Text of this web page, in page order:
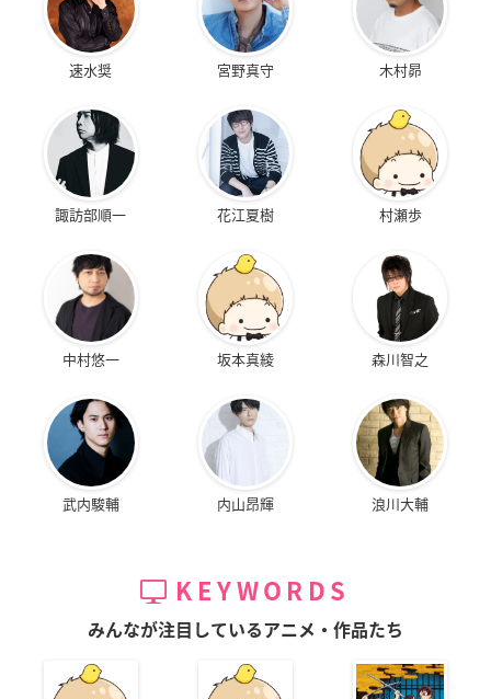
速水奨 宮野真守 木村昴
諏訪部順一 花江夏樹 村瀬歩
中村悠一 坂本真綾 森川智之
武内駿輔 内山昂輝 浪川大輔
KEYWORDS
みんなが注目しているアニメ・作品たち